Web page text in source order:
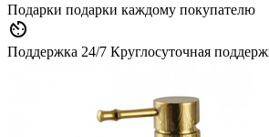
Подарки подарки каждому покупателю

Поддержка 24/7 Круглосуточная